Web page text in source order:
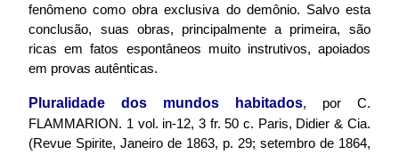
fenômeno como obra exclusiva do demônio. Salvo esta
conclusão, suas obras, principalmente a primeira, são
ricas em fatos espontâneos muito instrutivos, apoiados
em provas autênticas.
Pluralidade dos mundos habitados, por C.
FLAMMARION. 1 vol. in-12, 3 fr. 50 c. Paris, Didier & Cia.
(Revue Spirite, Janeiro de 1863, p. 29; setembro de 1864,